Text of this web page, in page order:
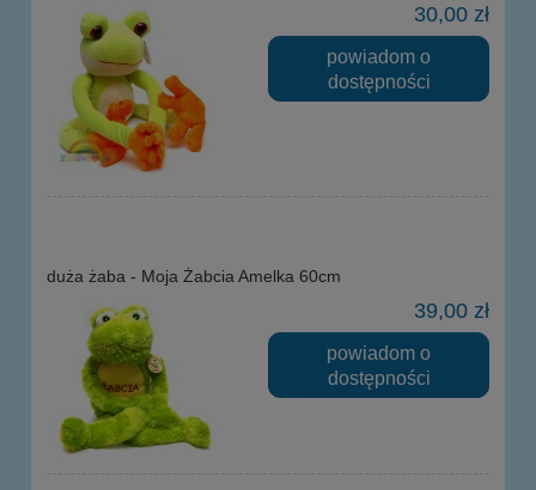
30,00 zł
powiadom o
dostępności
duża żaba - Moja Żabcia Amelka 60cm
39,00 zł
powiadom o
dostępności